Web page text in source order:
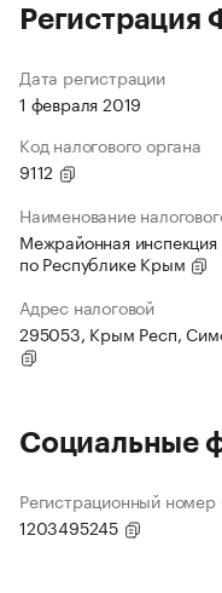
Регистрация
Дата регистрации
1 февраля 2019
Код налогового органа
9112
Наименование
Межрайонная
по Республике Крым
Адрес налоговой
295053, Крым Респ,
Социальные
Регистрационный
1203495245